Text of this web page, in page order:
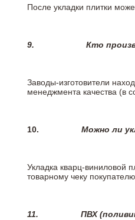
После укладки плитки
9. Кто
Заводы-изготовители
менеджмента качества (в
10. Можно ли
Укладка кварц-виниловой
товарному чеку покупателю.
11. ПВХ